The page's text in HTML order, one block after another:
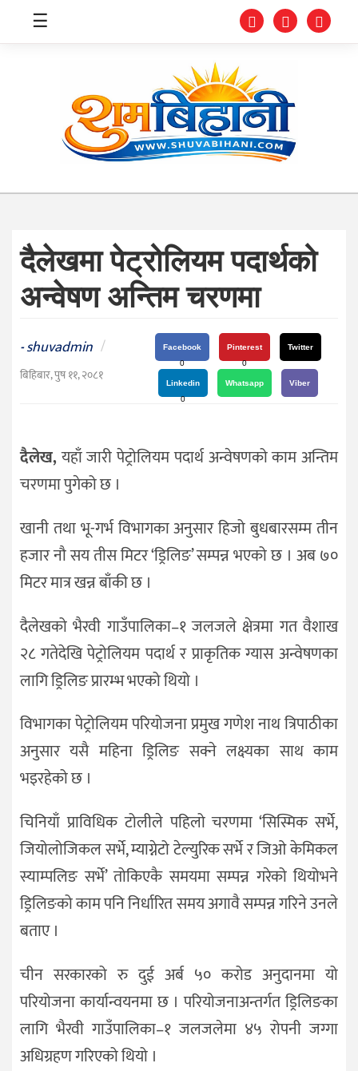
स्वास्थ्य
शिक्षा
संघीय
प्रविधि
जीवनशैली
दर्शन
विचार
देश
☰
दैलेखमा पेट्रोलियम पदार्थको
अन्वेषण अन्तिम चरणमा
-shuvadmin /
बिहिबार, पुष ११, २०८१
Facebook
0
Pinterest
0
Twitter
Linkedin
0
Whatsapp Viber
दैलेख,यहाँ जारी पेट्रोलियम पदार्थ अन्वेषणको काम अन्तिम
चरणमा पुगेको छ ।
खानी तथा भू-गर्भ विभागका अनुसार हिजो बुधबारसम्म तीन
हजार नौ सय तीस मिटर ‘ड्रिलिङ’ सम्पन्न भएको छ । अब ७०
मिटर मात्र खन्न बाँकी छ ।
दैलेखको भैरवी गाउँपालिका–१ जलजले क्षेत्रमा गत वैशाख
२८ गतेदेखि पेट्रोलियम पदार्थ र प्राकृतिक ग्यास अन्वेषणका
लागि ड्रिलिङ प्रारम्भ भएको थियो ।
विभागका पेट्रोलियम परियोजना प्रमुख गणेश नाथ त्रिपाठीका
अनुसार यसै महिना ड्रिलिङ सक्ने लक्ष्यका साथ काम
भइरहेको छ ।
चिनियाँ प्राविधिक टोलीले पहिलो चरणमा ‘सिस्मिक सर्भे,
जियोलोजिकल सर्भे, म्याग्नेटो टेल्युरिक सर्भे र जिओ केमिकल
स्याम्पलिङ सर्भे’ तोकिएकै समयमा सम्पन्न गरेको थियोभने
ड्रिलिङको काम पनि निर्धारित समय अगावै सम्पन्न गरिने उनले
बताए ।
चीन सरकारको रु दुई अर्ब ५० करोड अनुदानमा यो
परियोजना कार्यान्वयनमा छ । परियोजनाअन्तर्गत ड्रिलिङका
लागि भैरवी गाउँपालिका–१ जलजलेमा ४५ रोपनी जग्गा
अधिग्रहण गरिएको थियो ।